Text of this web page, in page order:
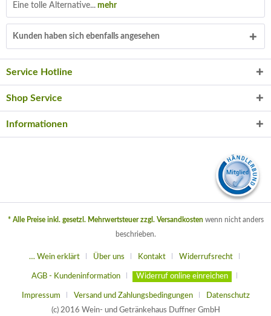
Eine tolle Alternative... mehr
Kunden haben sich ebenfalls angesehen
Service Hotline
Shop Service
Informationen
* Alle Preise inkl. gesetzl. Mehrwertsteuer zzgl. Versandkostenwenn nicht anders
beschrieben.
… Wein erklärt Über uns Kontakt Widerrufsrecht
AGB - Kundeninformation Widerruf online einreichen
Impressum Versand und Zahlungsbedingungen
Datenschutz
(c) 2016 Wein- und Getränkehaus Duffner GmbH